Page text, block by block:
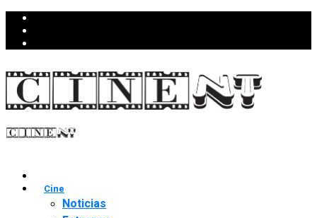
Cine
Noticias